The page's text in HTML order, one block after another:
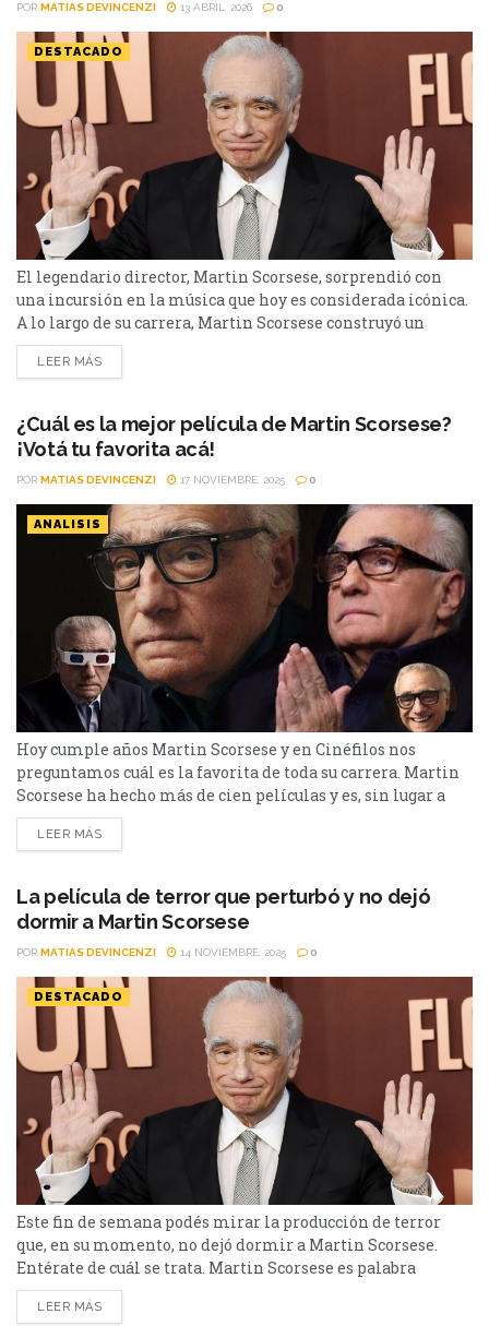
POR MATIAS DEVINCENZI 13 ABRIL, 2026 0
DESTACADO
El legendario director, Martin Scorsese, sorprendió con
una incursión en la música que hoy es considerada icónica.
A lo largo de su carrera, Martin Scorsese construyó un
legado inigualable en el cine. Desde historias crudas sobre
la mafia hasta retratos psicológicos inolvidables, su estilo
desapercibido: también fue responsable de...
LEER MÁS
¿Cuál es la mejor película de Martin Scorsese?
¡Votá tu favorita acá!
POR MATIAS DEVINCENZI 17 NOVIEMBRE, 2025 0
ANALISIS
Hoy cumple años Martin Scorsese y en Cinéfilos nos
preguntamos cuál es la favorita de toda su carrera. Martin
Scorsese ha hecho más de cien películas y es, sin lugar a
dudas, uno de los grandes directores de la historia del cine,
no solo de la actualidad. Comenzó su carrera en 1964, con
LEER MÁS
La película de terror que perturbó y no dejó
dormir a Martin Scorsese
POR MATIAS DEVINCENZI 14 NOVIEMBRE, 2025 0
DESTACADO
Este fin de semana podés mirar la producción de terror
que, en su momento, no dejó dormir a Martin Scorsese.
Entérate de cuál se trata. Martin Scorsese es palabra
autorizada dentro del mundo del séptimo arte. El cineasta
encargado de producciones como Goodfellas, Taxi Driver y
LEER MÁS